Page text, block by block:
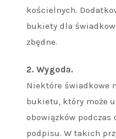
kościelnych.
bukiety dla
zbędne.
2. Wygoda.
Niektóre świadkowe
bukietu, który może
obowiązków podczas
podpisu. W takich